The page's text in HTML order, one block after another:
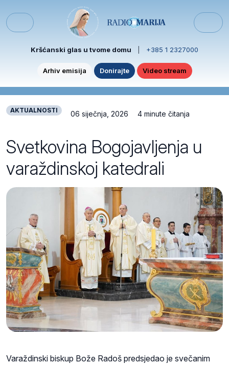
Menu
Kršćanski glas u tvome domu +385 1 2327000
Arhiv emisija Donirajte Video stream
AKTUALNOSTI 06 siječnja, 2026 4 minute čitanja
Svetkovina Bogojavljenja u
varaždinskoj katedrali
Varaždinski biskup Bože Radoš predsjedao je svečanim